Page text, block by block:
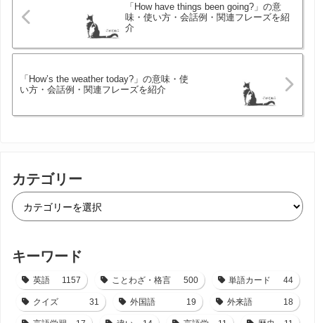
「How have things been going?」の意
味・使い方・会話例・関連フレーズを紹
介
「How’s the weather today?」の意味・使
い方・会話例・関連フレーズを紹介
カテゴリー
キーワード
英語 1157 ことわざ・格言 500 単語カード 44
クイズ 31 外国語 19 外来語 18